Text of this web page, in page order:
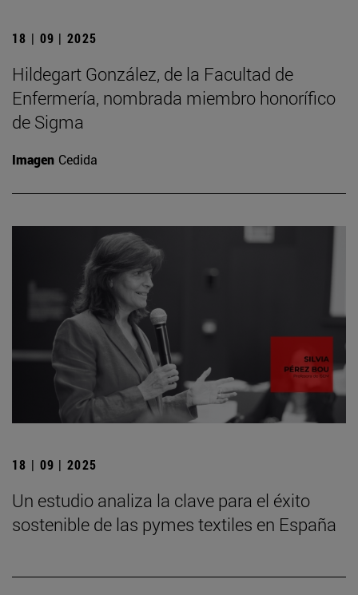
18 | 09 | 2025
Hildegart González, de la Facultad de
Enfermería, nombrada miembro honorífico
de Sigma
Imagen Cedida
18 | 09 | 2025
Un estudio analiza la clave para el éxito
sostenible de las pymes textiles en España